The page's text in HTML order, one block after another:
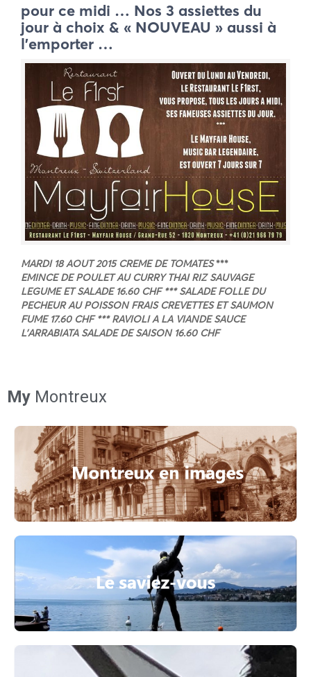
pour ce midi … Nos 3 assiettes du
jour à choix & « NOUVEAU » aussi à
l’emporter …
MARDI 18 AOUT 2015 CREME DE TOMATES ***
EMINCE DE POULET AU CURRY THAI RIZ SAUVAGE
LEGUME ET SALADE16.60 CHF *** SALADE FOLLE DU
PECHEUR AU POISSON FRAIS CREVETTES ET SAUMON
FUME 17.60 CHF *** RAVIOLI A LA VIANDE SAUCE
L’ARRABIATA SALADE DE SAISON 16.60 CHF
My Montreux